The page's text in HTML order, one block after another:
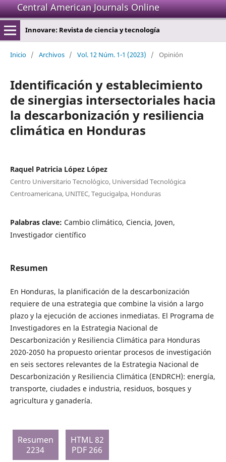
Central American Journals Online
Innovare: Revista de ciencia y tecnología
Inicio / Archivos / Vol. 12 Núm. 1-1 (2023) / Opinión
Identificación y establecimiento
de sinergias intersectoriales hacia
la descarbonización y resiliencia
climática en Honduras
Raquel Patricia López López
Centro Universitario Tecnológico, Universidad Tecnológica
Centroamericana, UNITEC, Tegucigalpa, Honduras
Palabras clave: Cambio climático, Ciencia, Joven,
Investigador científico
Resumen
En Honduras, la planificación de la descarbonización
requiere de una estrategia que combine la visión a largo
plazo y la ejecución de acciones inmediatas. El Programa de
Investigadores en la Estrategia Nacional de
Descarbonización y Resiliencia Climática para Honduras
2020-2050 ha propuesto orientar procesos de investigación
en seis sectores relevantes de la Estrategia Nacional de
Descarbonización y Resiliencia Climática (ENDRCH): energía,
transporte, ciudades e industria, residuos, bosques y
agricultura y ganadería.
Resumen
2234
HTML 82
PDF 266